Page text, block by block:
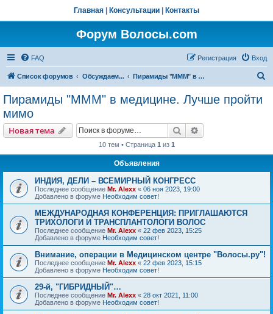
Главная Консультации Контакты
Форум Волосы.com
FAQ Вход
Регистрация
Список форумов Обсуждаем... Пирамиды "МММ" в медицине. Лучше пройти мимо
Пирамиды "МММ" в медицине. Лучше пройти
мимо
Новая тема Поиск
10 тем • Страница 1 из 1
Объявления
ИНДИЯ, ДЕЛИ – ВСЕМИРНЫЙ КОНГРЕСС
Последнее сообщение Mr. Alexx « 06 ноя 2023, 19:00
Добавлено в форуме Необходим совет!
МЕЖДУНАРОДНАЯ КОНФЕРЕНЦИЯ: ПРИГЛАШАЮТСЯ
ТРИХОЛОГИ И ТРАНСПЛАНТОЛОГИ ВОЛОС
Последнее сообщение Mr. Alexx « 22 фев 2023, 15:25
Добавлено в форуме Необходим совет!
Внимание, операции в Медицинском центре "Волосы.ру"!
Последнее сообщение Mr. Alexx « 22 фев 2023, 15:15
Добавлено в форуме Необходим совет!
29-й, "ГИБРИДНЫЙ"…
Последнее сообщение Mr. Alexx « 28 окт 2021, 11:00
Добавлено в форуме Необходим совет!